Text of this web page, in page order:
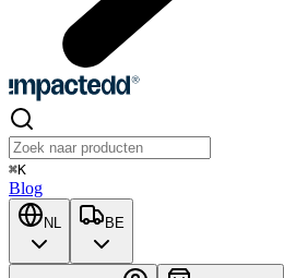
⌘K
Blog
NL BE